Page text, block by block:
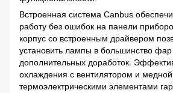
Встроенная система Canbus
работу без ошибок на панели
корпус со встроенным драйвером
установить лампы в большинство фар
дополнительных доработок.
охлаждения с вентилятором и
термоэлектрическими элементами